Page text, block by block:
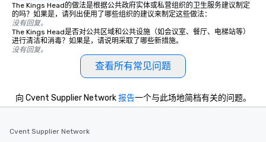
The Kings Head的做法是根据公共政府实体或私营组织的卫生服务建议制定
的吗？如果是，请列出使用了哪些组织的建议来制定这些做法：
没有回复。
The Kings Head是否对公共区域和公共设施（如会议室、餐厅、电梯站等）
进行清洁和消毒？如果是，请说明采取了哪些新措施。
没有回复。
查看所有常见问题
向 Cvent Supplier Network报告一个与此场地简档有关的问题。
Cvent Supplier Network